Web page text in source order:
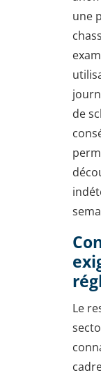
une
de
Le